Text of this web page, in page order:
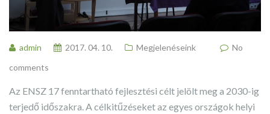
admin 2017. 04. 10. Megjelenéseink
No
comments
Az ENSZ 17 fenntartható fejlesztési célt jelölt meg a 2030-ig
terjedő időszakra. A célkitűzéseket az egyes országok helyi